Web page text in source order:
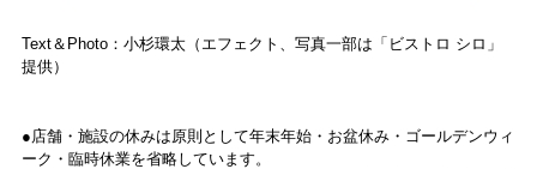
Text＆Photo：小杉環太（エフェクト、写真一部は「ビストロ シロ」
提供）
●店舗・施設の休みは原則として年末年始・お盆休み・ゴールデンウィ
ーク・臨時休業を省略しています。